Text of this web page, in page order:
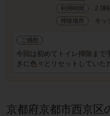
利用時間 2.0
掃除場所 キッ
ご感想
今回は初めてトイレ掃除まで
きに色々とリセットしていた
京都府京都市西京区